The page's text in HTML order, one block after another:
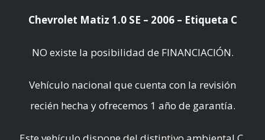
Chevrolet Matiz 1.0 SE – 2006 – Etiqueta C
NO existe la posibilidad de FINANCIACIÓN.
Vehículo nacional que cuenta con la revisión
recién hecha y ofrecemos 1 año de garantía.